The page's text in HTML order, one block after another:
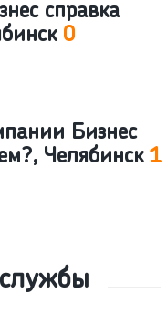
справка
0
Бизнес
Челябинск 1